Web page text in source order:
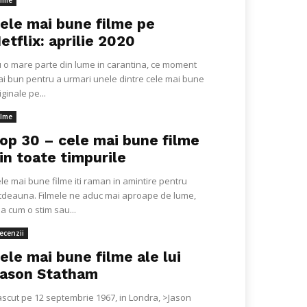
mai bune filme pe
aprilie 2020
o mare parte din lume in carantina, ce moment
bun pentru a urmari unele dintre cele mai bune
pe...
30 – cele mai bune filme
toate timpurile
mai bune filme iti raman in amintire pentru
Filmele ne aduc mai aproape de lume,
cum o stim sau...
mai bune filme ale lui
Statham
pe 12 septembrie 1967, in Londra, >Jason